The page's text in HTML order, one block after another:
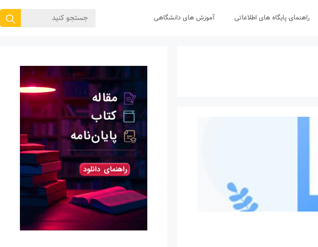
راهنمای پایگاه های اطلاعاتی آموزش های دانشگاهی
جستجوی